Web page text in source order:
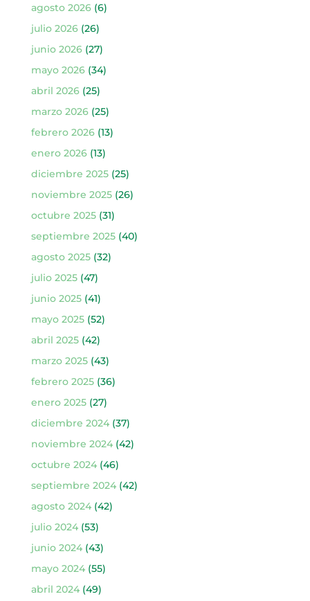
agosto 2026(6)
julio 2026(26)
junio 2026(27)
mayo 2026(34)
abril 2026(25)
marzo 2026(25)
febrero 2026(13)
enero 2026(13)
diciembre 2025(25)
noviembre 2025(26)
octubre 2025(31)
septiembre 2025(40)
agosto 2025(32)
julio 2025(47)
junio 2025(41)
mayo 2025(52)
abril 2025(42)
marzo 2025(43)
febrero 2025(36)
enero 2025(27)
diciembre 2024(37)
noviembre 2024(42)
octubre 2024(46)
septiembre 2024(42)
agosto 2024(42)
julio 2024(53)
junio 2024(43)
mayo 2024(55)
abril 2024(49)